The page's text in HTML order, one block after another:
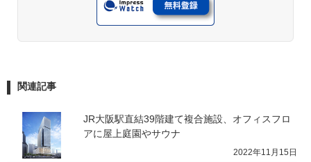
関連記事
JR大阪駅直結39階建て複合施設、オフィスフロ
アに屋上庭園やサウナ
2022年11月15日